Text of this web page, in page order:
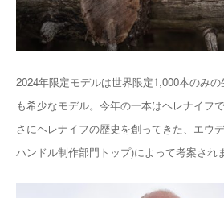
2024年限定モデルは世界限定1,000本のみ
も希少なモデル。今年の一本はヘレナイフ
さにヘレナイフの歴史を創ってきた、エウ
ハンドル制作部門トップ)によって考案され